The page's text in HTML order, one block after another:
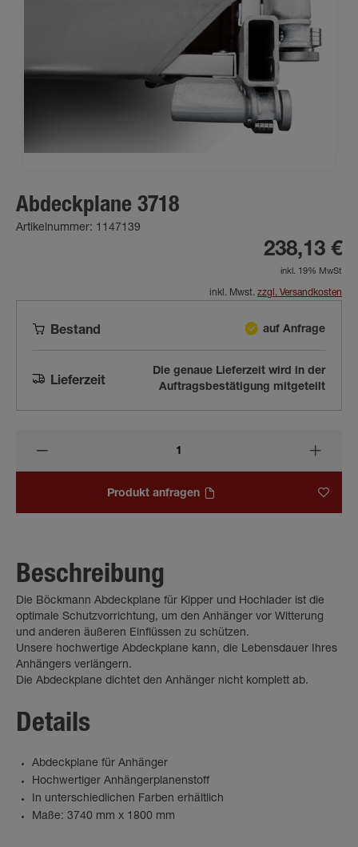
Abdeckplane 3718
Artikelnummer: 1147139
238,13 €
inkl. 19% MwSt
inkl. Mwst. zzgl. Versandkosten
Bestand auf Anfrage
Lieferzeit
Die genaue Lieferzeit wird in der
Auftragsbestätigung mitgeteilt
Produkt anfragen
Beschreibung
Die Böckmann Abdeckplane für Kipper und Hochlader ist die
optimale Schutzvorrichtung, um den Anhänger vor Witterung
und anderen äußeren Einflüssen zu schützen.
Unsere hochwertige Abdeckplane kann, die Lebensdauer Ihres
Anhängers verlängern.
Die Abdeckplane dichtet den Anhänger nicht komplett ab.
Details
Abdeckplane für Anhänger
Hochwertiger Anhängerplanenstoff
In unterschiedlichen Farben erhältlich
Maße: 3740 mm x 1800 mm